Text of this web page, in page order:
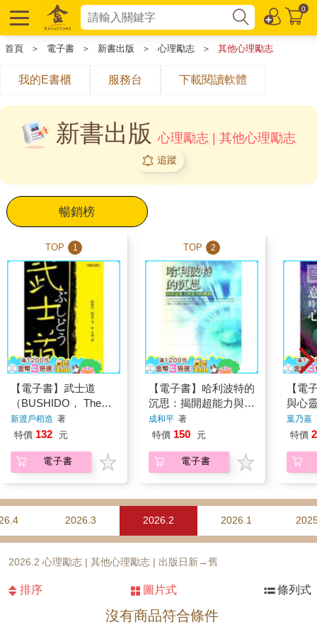
0
首頁 ＞ 電子書 ＞ 新書出版 ＞ 心理勵志 ＞ 其他心理勵志
我的E書櫃 服務台 下載閱讀軟體
新書出版 心理勵志 | 其他心理勵志
追蹤
暢銷榜
TOP 1
【電子書】武士道
（BUSHIDO， The
Soul of Japan）
新渡戶稻造 著
特價 132 元
電子書
TOP 2
【電子書】哈利波特的
沉思：揭開超能力與靈
異的真相
成和平 著
特價 150 元
電子書
【電
與心
葉乃嘉
特價
2026.3 2026.2 2026.1
2026.2 心理勵志 | 其他心理勵志 | 出版日新→舊
排序 圖片式 條列式
沒有商品符合條件